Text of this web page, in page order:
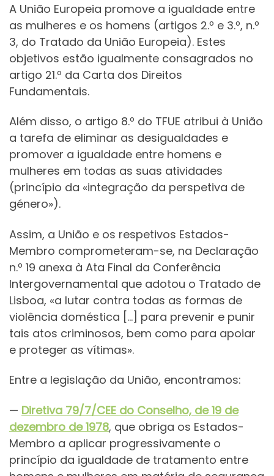
A União Europeia promove a igualdade entre
as mulheres e os homens (artigos 2.º e 3.º, n.º
3, do Tratado da União Europeia). Estes
objetivos estão igualmente consagrados no
artigo 21.º da Carta dos Direitos
Fundamentais.
Além disso, o artigo 8.º do TFUE atribui à União
a tarefa de eliminar as desigualdades e
promover a igualdade entre homens e
mulheres em todas as suas atividades
(princípio da «integração da perspetiva de
género»).
Assim, a União e os respetivos Estados-
Membro comprometeram-se, na Declaração
n.º 19 anexa à Ata Final da Conferência
Intergovernamental que adotou o Tratado de
Lisboa, «a lutar contra todas as formas de
violência doméstica […] para prevenir e punir
tais atos criminosos, bem como para apoiar
e proteger as vítimas».
Entre a legislação da União, encontramos:
— Diretiva 79/7/CEE do Conselho, de 19 de
dezembro de 1978, que obriga os Estados-
Membro a aplicar progressivamente o
princípio da igualdade de tratamento entre